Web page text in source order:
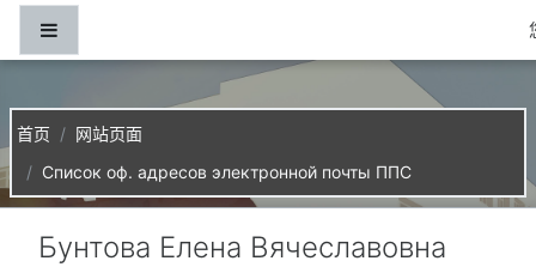
跳到主要内容
首页
网站页面
Список оф. адресов электронной почты ППС
Бунтова Елена Вячеславовна